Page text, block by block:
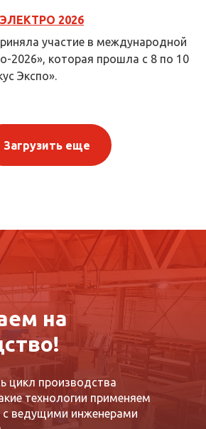
2026
участие в международной
2026», которая прошла с 8 по 10
Экспо».
Загрузить еще
на
цикл производства
технологии применяем
ведущими инженерами